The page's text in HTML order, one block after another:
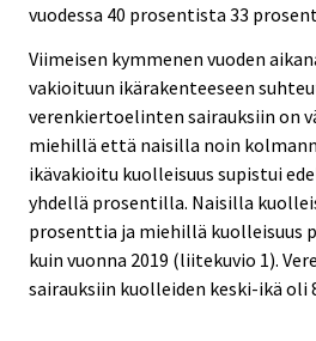
vuodessa 40 prosentista 33
Viimeisen kymmenen vuoden
vakioituun ikärakenteeseen
verenkiertoelinten sairauksiin on
miehillä että naisilla noin
ikävakioitu kuolleisuus supistui
yhdellä prosentilla. Naisilla
prosenttia ja miehillä kuolleisuus
kuin vuonna 2019 (liitekuvio 1).
sairauksiin kuolleiden keski-ikä oli